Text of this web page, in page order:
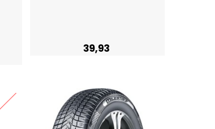
39,93